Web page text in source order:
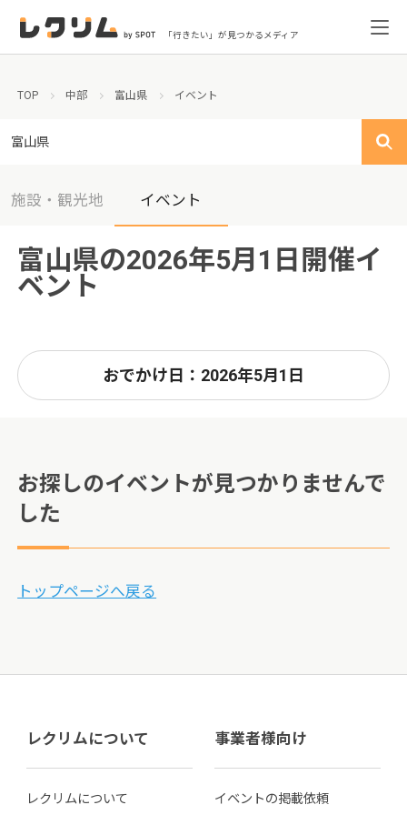
「行きたい」が見つかるメディア
TOP 中部 富山県 イベント
富山県
施設・観光地 イベント
富山県の2026年5月1日開催イ
ベント
おでかけ日：2026年5月1日
お探しのイベントが見つかりませんで
した
トップページへ戻る
レクリムについて
レクリムについて
事業者様向け
イベントの掲載依頼